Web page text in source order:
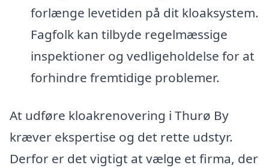
forlænge levetiden på dit kloaksystem.
Fagfolk kan tilbyde regelmæssige
inspektioner og vedligeholdelse for at
forhindre fremtidige problemer.
At udføre kloakrenovering i Thurø By
kræver ekspertise og det rette udstyr.
Derfor er det vigtigt at vælge et firma, der